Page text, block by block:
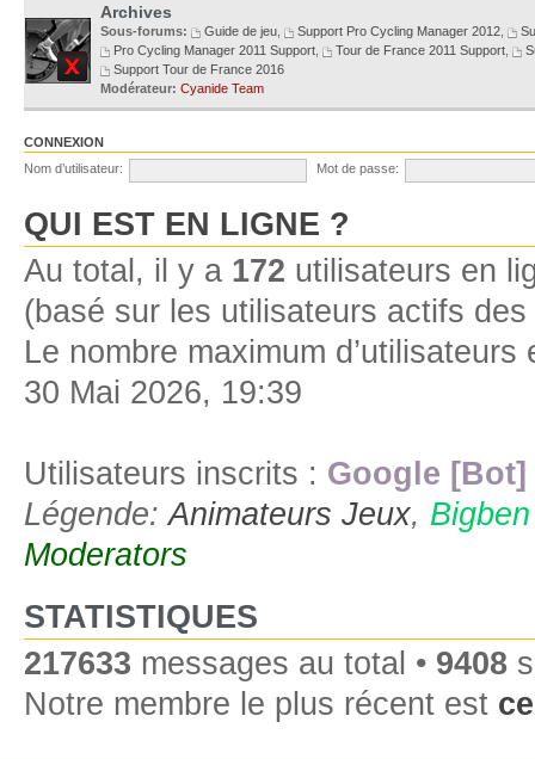
Archives
Sous-forums: Guide de jeu Support Pro Cycling Manager 2012
Pro Cycling Manager 2011 Support
Tour de France 2011 Support
Support Tour de France 2016
Modérateur: Cyanide Team
CONNEXION
Nom d’utilisateur:
Mot de passe:
QUI EST EN LIGNE ?
Au total, il y a 172 utilisateurs en
(basé sur les utilisateurs actifs
Le nombre maximum
30 Mai 2026, 19:39
Utilisateurs inscrits : Google [Bot]
Légende:Animateurs Jeux,
Moderators
STATISTIQUES
217633 messages au total • 9408
Notre membre le plus récent est